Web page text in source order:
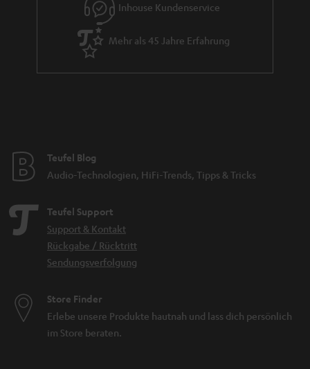
Inhouse Kundenservice
Mehr als 45 Jahre Erfahrung
Teufel Blog
Audio-Technologien, HiFi-Trends, Tipps & Tricks
Teufel Support
Support & Kontakt
Rückgabe / Rücktritt
Sendungsverfolgung
Store Finder
Erlebe unsere Produkte hautnah und lass dich persönlich
im Store beraten.